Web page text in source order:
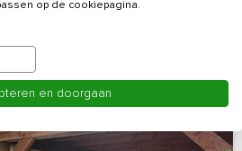
Bekijk details
op de cookiepagina.
en doorgaan